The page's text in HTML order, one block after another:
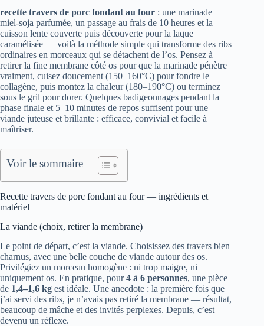
recette travers de porc fondant au four : une marinade
miel‑soja parfumée, un passage au frais de 10 heures et la
cuisson lente couverte puis découverte pour la laque
caramélisée — voilà la méthode simple qui transforme des ribs
ordinaires en morceaux qui se détachent de l’os. Pensez à
retirer la fine membrane côté os pour que la marinade pénètre
vraiment, cuisez doucement (150–160°C) pour fondre le
collagène, puis montez la chaleur (180–190°C) ou terminez
sous le gril pour dorer. Quelques badigeonnages pendant la
phase finale et 5–10 minutes de repos suffisent pour une
viande juteuse et brillante : efficace, convivial et facile à
maîtriser.
Voir le sommaire
Recette travers de porc fondant au four — ingrédients et
matériel
La viande (choix, retirer la membrane)
Le point de départ, c’est la viande. Choisissez des travers bien
charnus, avec une belle couche de viande autour des os.
Privilégiez un morceau homogène : ni trop maigre, ni
uniquement os. En pratique, pour4 à 6 personnes, une pièce
de 1,4–1,6 kg est idéale. Une anecdote : la première fois que
j’ai servi des ribs, je n’avais pas retiré la membrane — résultat,
beaucoup de mâche et des invités perplexes. Depuis, c’est
devenu un réflexe.